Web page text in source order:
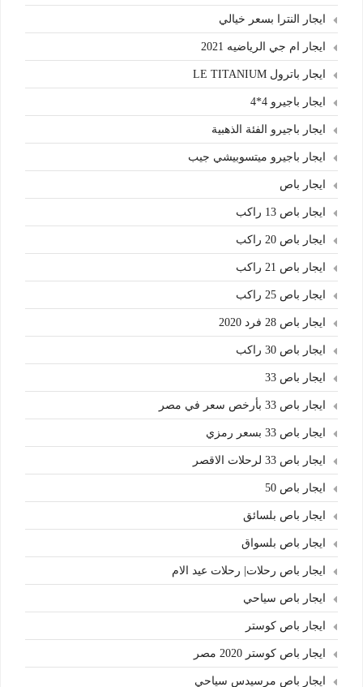
ايجار النترا بسعر خيالي
ايجار ام جي الرياضيه 2021
ايجار باترول LE TITANIUM
ايجار باجيرو 4*4
ايجار باجيرو الفئة الذهبية
ايجار باجيرو ميتسوبيشي جيب
ايجار باص
ايجار باص 13 راكب
ايجار باص 20 راكب
ايجار باص 21 راكب
ايجار باص 25 راكب
ايجار باص 28 فرد 2020
ايجار باص 30 راكب
ايجار باص 33
ايجار باص 33 بأرخص سعر في مصر
ايجار باص 33 بسعر رمزي
ايجار باص 33 لرحلات الاقصر
ايجار باص 50
ايجار باص بلسائق
ايجار باص بلسواق
ايجار باص رحلات| رحلات عيد الام
ايجار باص سياحي
ايجار باص كوستر
ايجار باص كوستر 2020 مصر
ايجار باص مرسيدس سياحي